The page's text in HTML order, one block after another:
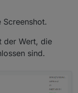
(Leistung Backup
Screenshot.
der Wert, die
sind.